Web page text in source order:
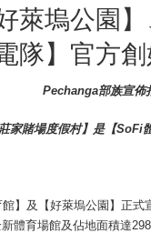
萊塢公園
隊】官方
Pechanga部族宣佈
莊家賭場度假村】是【SoFi
館】及【好萊塢公園】正
體育場館及佔地面積達